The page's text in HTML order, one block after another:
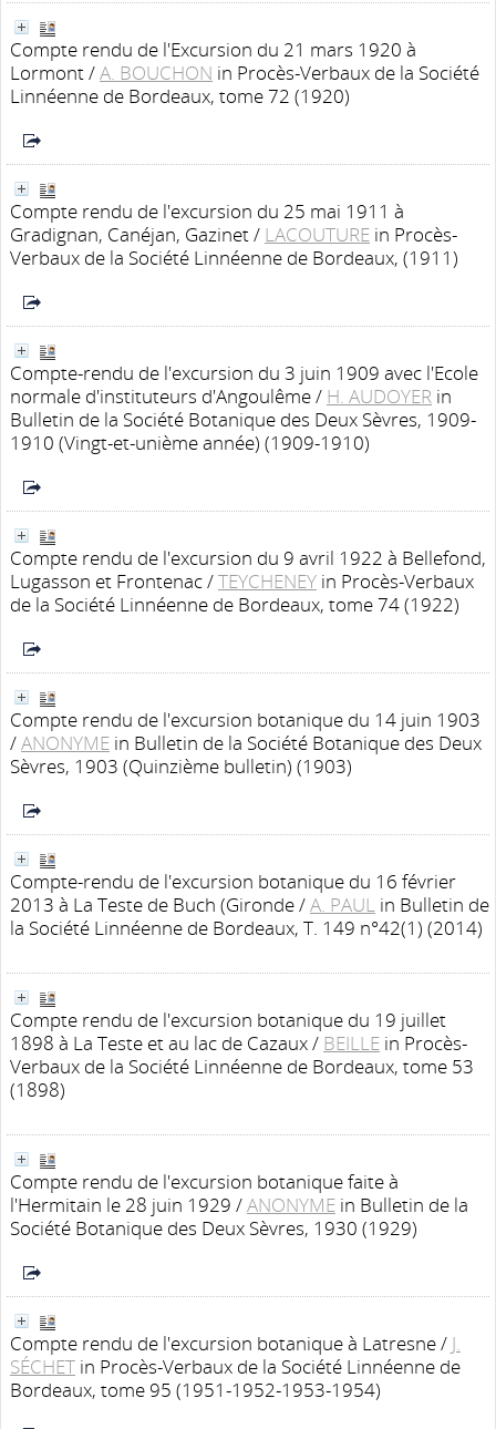
Compte rendu de l'Excursion du 21 mars 1920 à
Lormont/A. BOUCHON in Procès-Verbaux de la Société
Linnéenne de Bordeaux, tome 72 (1920)
Compte rendu de l'excursion du 25 mai 1911 à
Gradignan, Canéjan, Gazinet/ LACOUTURE in Procès-
Verbaux de la Société Linnéenne de Bordeaux, (1911)
Compte-rendu de l'excursion du 3 juin 1909 avec l'Ecole
normale d'instituteurs d'Angoulême/ H. AUDOYER in
Bulletin de la Société Botanique des Deux Sèvres, 1909-
1910 (Vingt-et-unième année) (1909-1910)
Compte rendu de l'excursion du 9 avril 1922 à Bellefond,
Lugasson et Frontenac/TEYCHENEY in Procès-Verbaux
de la Société Linnéenne de Bordeaux, tome 74 (1922)
Compte rendu de l'excursion botanique du 14 juin 1903
/ANONYME in Bulletin de la Société Botanique des Deux
Sèvres, 1903 (Quinzième bulletin) (1903)
Compte-rendu de l'excursion botanique du 16 février
2013 à La Teste de Buch (Gironde/A. PAUL in Bulletin de
la Société Linnéenne de Bordeaux, T. 149 n°42(1) (2014)
Compte rendu de l'excursion botanique du 19 juillet
1898 à La Teste et au lac de Cazaux/ BEILLE in Procès-
Verbaux de la Société Linnéenne de Bordeaux, tome 53
(1898)
Compte rendu de l'excursion botanique faite à
l'Hermitain le 28 juin 1929 /ANONYME in Bulletin de la
Société Botanique des Deux Sèvres, 1930 (1929)
Compte rendu de l'excursion botanique à Latresne/ J.
SÉCHET in Procès-Verbaux de la Société Linnéenne de
Bordeaux, tome 95 (1951-1952-1953-1954)